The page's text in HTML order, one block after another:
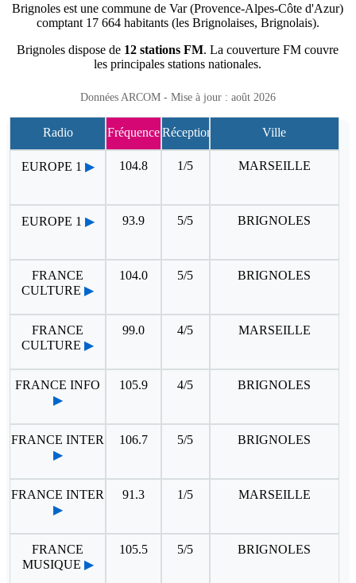
Brignoles est une commune de Var (Provence-Alpes-Côte d'Azur)
comptant 17 664 habitants (les Brignolaises, Brignolais).
Brignoles dispose de 12 stations FM. La couverture FM couvre
les principales stations nationales.
Données ARCOM - Mise à jour : août 2026
Radio FréquenceRéception Ville
EUROPE 1 ▶ 104.8 1/5 MARSEILLE
EUROPE 1 ▶ 93.9 5/5 BRIGNOLES
FRANCE
CULTURE ▶
104.0 5/5 BRIGNOLES
FRANCE
CULTURE ▶
99.0 4/5 MARSEILLE
FRANCE INFO
▶
105.9 4/5 BRIGNOLES
FRANCE INTER
▶
106.7 5/5 BRIGNOLES
FRANCE INTER
▶
91.3 1/5 MARSEILLE
FRANCE
MUSIQUE ▶
105.5 5/5 BRIGNOLES